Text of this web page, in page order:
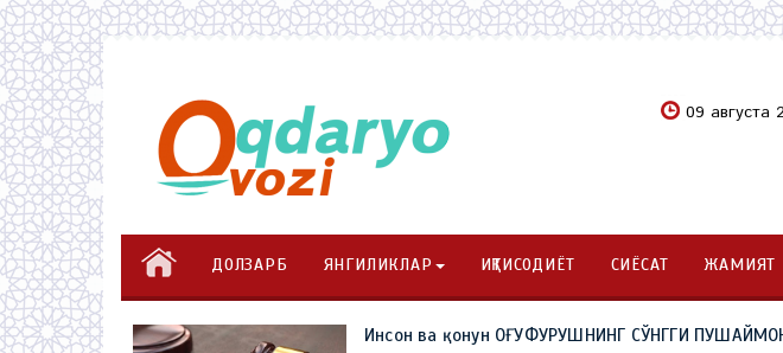
09 августа
ДОЛЗАРБ ЯНГИЛИКЛАР ИҚТИСОДИЁТ СИЁСАТ ЖАМИЯТ
Инсон ва қонун ОҒУФУРУШНИНГ СЎНГГИ